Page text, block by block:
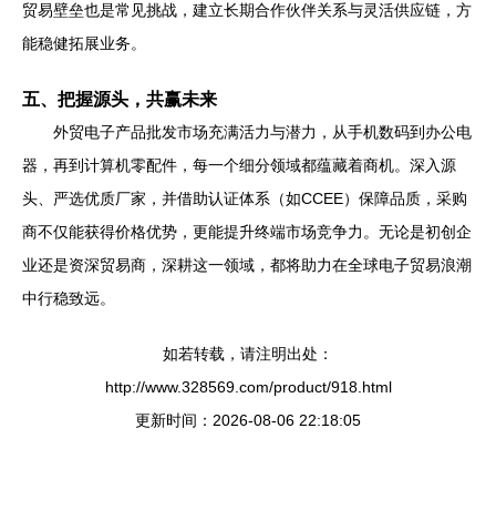
贸易壁垒也是常见挑战，建立长期合作伙伴关系与灵活供应链，方
能稳健拓展业务。
五、把握源头，共赢未来
外贸电子产品批发市场充满活力与潜力，从手机数码到办公电
器，再到计算机零配件，每一个细分领域都蕴藏着商机。深入源
头、严选优质厂家，并借助认证体系（如CCEE）保障品质，采购
商不仅能获得价格优势，更能提升终端市场竞争力。无论是初创企
业还是资深贸易商，深耕这一领域，都将助力在全球电子贸易浪潮
中行稳致远。
如若转载，请注明出处：
http://www.328569.com/product/918.html
更新时间：2026-08-06 22:18:05